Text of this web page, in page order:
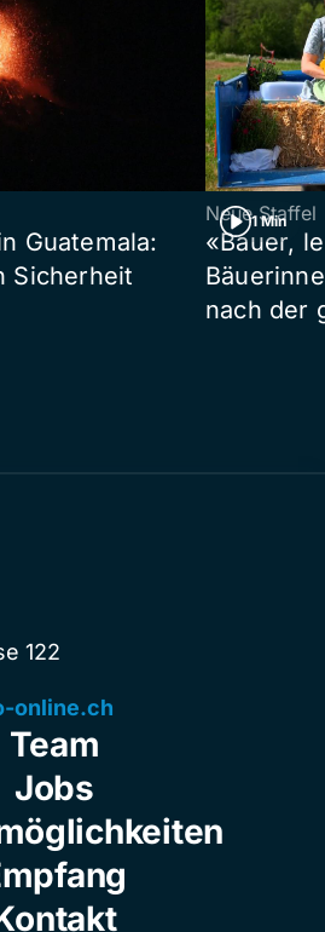
Guatemala:
Sicherheit
1 Min
Neue Staffel
«Bauer,
nach der
122
online.ch
Team
Jobs